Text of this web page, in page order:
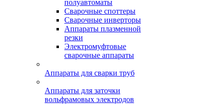
полуавтоматы
Сварочные споттеры
Сварочные инверторы
Аппараты плазменной
резки
Электромуфтовые
сварочные аппараты
Аппараты для сварки труб
Аппараты для заточки
вольфрамовых электродов